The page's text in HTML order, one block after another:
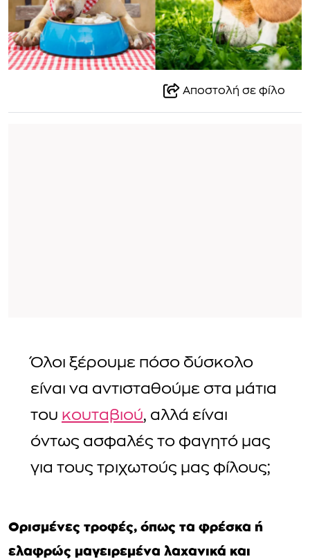
Αποστολή σε φίλο
Όλοι ξέρουμε πόσο δύσκολο
είναι να αντισταθούμε στα μάτια
του κουταβιού, αλλά είναι
όντως ασφαλές το φαγητό μας
για τους τριχωτούς μας φίλους;
Ορισμένες τροφές, όπως τα φρέσκα ή
ελαφρώς μαγειρεμένα λαχανικά και